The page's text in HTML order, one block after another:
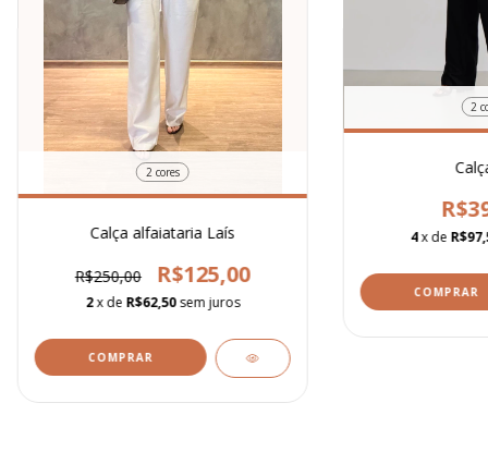
2 cores
Calça alfaiataria Laís
R$250,00 R$125,00
2x de R$62,50 sem juros
COMPRAR
2
4x de
COMPRAR